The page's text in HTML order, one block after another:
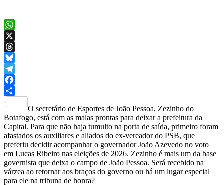
WhatsApp
X
Threads
Bluesky
Telegram
Facebook
O secretário de Esportes de João Pessoa, Zezinho do
Botafogo, está com as malas prontas para deixar a prefeitura da
Capital. Para que não haja tumulto na porta de saída, primeiro foram
afastados os auxiliares e aliados do ex-vereador do PSB, que
preferiu decidir acompanhar o governador João Azevedo no voto
em Lucas Ribeiro nas eleições de 2026. Zezinho é mais um da base
governista que deixa o campo de João Pessoa. Será recebido na
várzea ao retornar aos braços do governo ou há um lugar especial
para ele na tribuna de honra?